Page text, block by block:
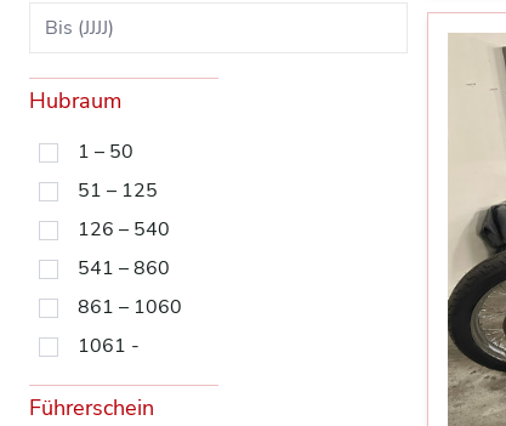
Hubraum
1 – 50
51 – 125
126 – 540
541 – 860
861 – 1060
1061 -
Führerschein